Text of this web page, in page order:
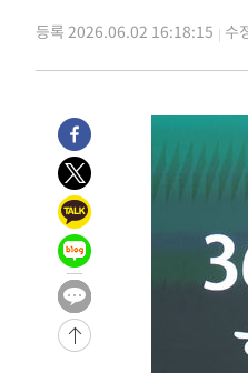
-4645초 전 >[속보]코스피,
-4625초 전 >[속보]원·달러 환
-1604초 전 >
-477초 전 >
외신들도 주목한
-448초 전 >
11시간 압수수색
8분 전 > [속보]규제합리화위원
-29542초 전 >
이강인, 폭염 속
-26681초 전 >
미 사업체 일자
하향수정 (2보)
-26129초 전 >
[속보] 미 사업
-21992초 전 >
[속보]이 대통령
등록 2026.06.02 16:18:15 수